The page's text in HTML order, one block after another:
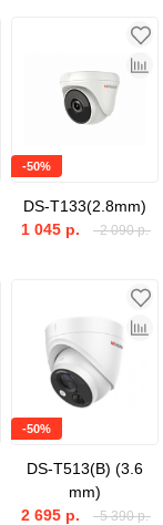
-50%
DS-T133(2.8mm)
2 090 р.
1 045 р.
-50%
DS-T513(B) (3.6
mm)
5 390 р.
2 695 р.